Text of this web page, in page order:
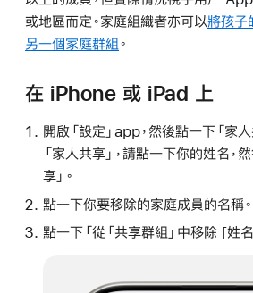
或地區而定。家庭組織者亦可以將孩子
另一個家庭群組。
在 iPhone 或 iPad 上
開啟「設定」app，然後點一下「家
「家人共享」，請點一下你的姓名，
享」。
點一下你要移除的家庭成員的名稱。
點一下「從「共享群組」中移除 [姓名]